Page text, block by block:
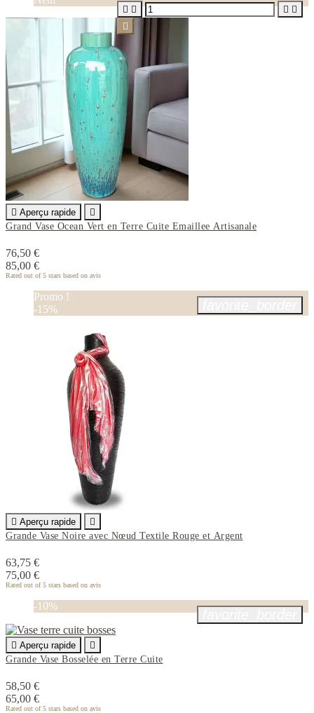
 Aperçu rapide

Grand Vase Ocean Vert en Terre Cuite Emaillee Artisanale
76,50 €
85,00 €
Rated out of 5 stars based on avis
   

Promo !
-15%
 Aperçu rapide

Grande Vase Noire avec Nœud Textile Rouge et Argent
63,75 €
75,00 €
Rated out of 5 stars based on avis
-10%
 Aperçu rapide

Grande Vase Bosselée en Terre Cuite
58,50 €
65,00 €
Rated out of 5 stars based on avis